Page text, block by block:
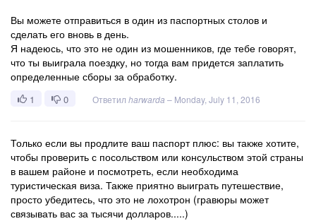
Вы можете отправиться в один из паспортных столов и
сделать его вновь в день.
Я надеюсь, что это не один из мошенников, где тебе говорят,
что ты выиграла поездку, но тогда вам придется заплатить
определенные сборы за обработку.
1 0 Ответил harwarda – Monday, July 11, 2016
Только если вы продлите ваш паспорт плюс: вы также хотите,
чтобы проверить с посольством или консульством этой страны
в вашем районе и посмотреть, если необходима
туристическая виза. Также приятно выиграть путешествие,
просто убедитесь, что это не лохотрон (гравюры может
связывать вас за тысячи долларов.....)